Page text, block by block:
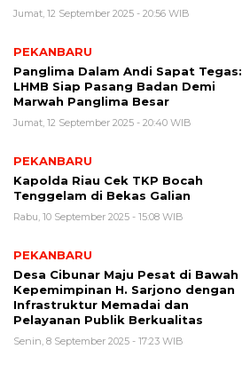
Jumat, 12 September 2025 - 20:56 WIB
PEKANBARU
Panglima Dalam Andi Sapat Tegas:
LHMB Siap Pasang Badan Demi
Marwah Panglima Besar
Jumat, 12 September 2025 - 20:40 WIB
PEKANBARU
Kapolda Riau Cek TKP Bocah
Tenggelam di Bekas Galian
Rabu, 10 September 2025 - 15:08 WIB
PEKANBARU
Desa Cibunar Maju Pesat di Bawah
Kepemimpinan H. Sarjono dengan
Infrastruktur Memadai dan
Pelayanan Publik Berkualitas
Senin, 8 September 2025 - 17:23 WIB